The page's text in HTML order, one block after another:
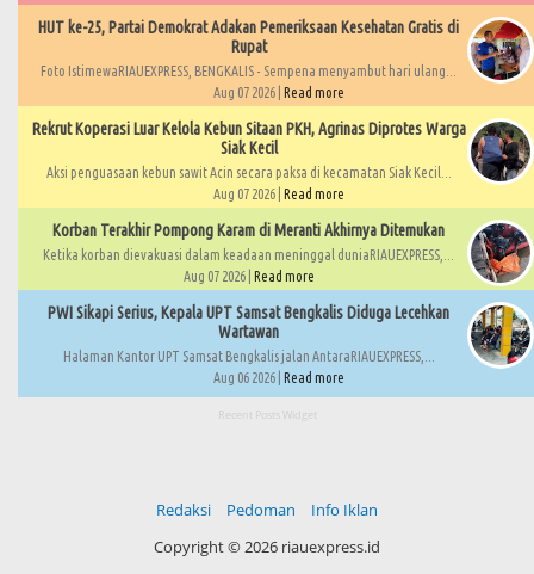
HUT ke-25, Partai Demokrat Adakan Pemeriksaan Kesehatan Gratis di
Rupat
Foto IstimewaRIAUEXPRESS, BENGKALIS - Sempena menyambut hari ulang...
Aug 07 2026 | Read more
Rekrut Koperasi Luar Kelola Kebun Sitaan PKH, Agrinas Diprotes Warga
Siak Kecil
Aksi penguasaan kebun sawit Acin secara paksa di kecamatan Siak Kecil...
Aug 07 2026 | Read more
Korban Terakhir Pompong Karam di Meranti Akhirnya Ditemukan
Ketika korban dievakuasi dalam keadaan meninggal duniaRIAUEXPRESS,...
Aug 07 2026 | Read more
PWI Sikapi Serius, Kepala UPT Samsat Bengkalis Diduga Lecehkan
Wartawan
Halaman Kantor UPT Samsat Bengkalis jalan AntaraRIAUEXPRESS,...
Aug 06 2026 | Read more
Recent Posts Widget
Redaksi Pedoman
Info Iklan
Copyright © 2026 riauexpress.id